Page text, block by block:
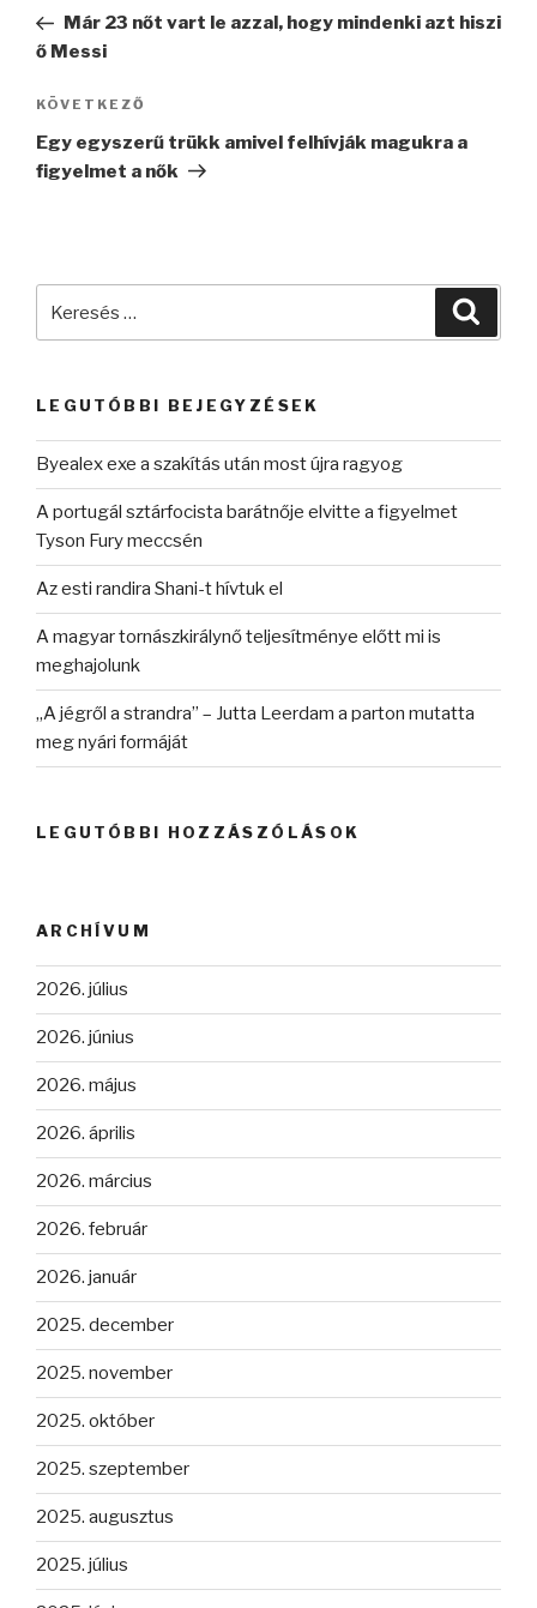
bejegyzés
Már 23 nőt vart le azzal, hogy mindenki azt hiszi
ő Messi
Következő
bejegyzés
KÖVETKEZŐ
Egy egyszerű trükk amivel felhívják magukra a
figyelmet a nők
LEGUTÓBBI BEJEGYZÉSEK
Byealex exe a szakítás után most újra ragyog
A portugál sztárfocista barátnője elvitte a figyelmet
Tyson Fury meccsén
Az esti randira Shani-t hívtuk el
A magyar tornászkirálynő teljesítménye előtt mi is
meghajolunk
„A jégről a strandra” – Jutta Leerdam a parton mutatta
meg nyári formáját
LEGUTÓBBI HOZZÁSZÓLÁSOK
ARCHÍVUM
2026. július
2026. június
2026. május
2026. április
2026. március
2026. február
2026. január
2025. december
2025. november
2025. október
2025. szeptember
2025. augusztus
2025. július